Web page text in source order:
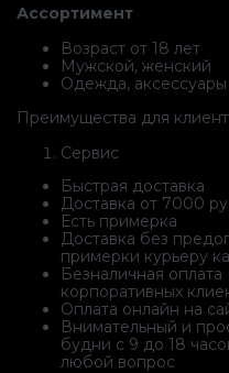
Ассортимент
Возраст от 18 лет
Мужской, женский
Одежда, аксессуары
Преимущества для
Сервис
Быстрая доставка
Доставка от 7000
Есть примерка
Доставка без
примерки курьеру
Безналичная
корпоративных
Оплата онлайн на
Внимательный и
будни с 9 до 18
любой вопрос